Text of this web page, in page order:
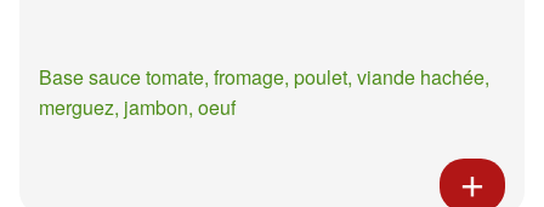
Base sauce tomate, fromage, poulet, viande hachée,
merguez, jambon, oeuf